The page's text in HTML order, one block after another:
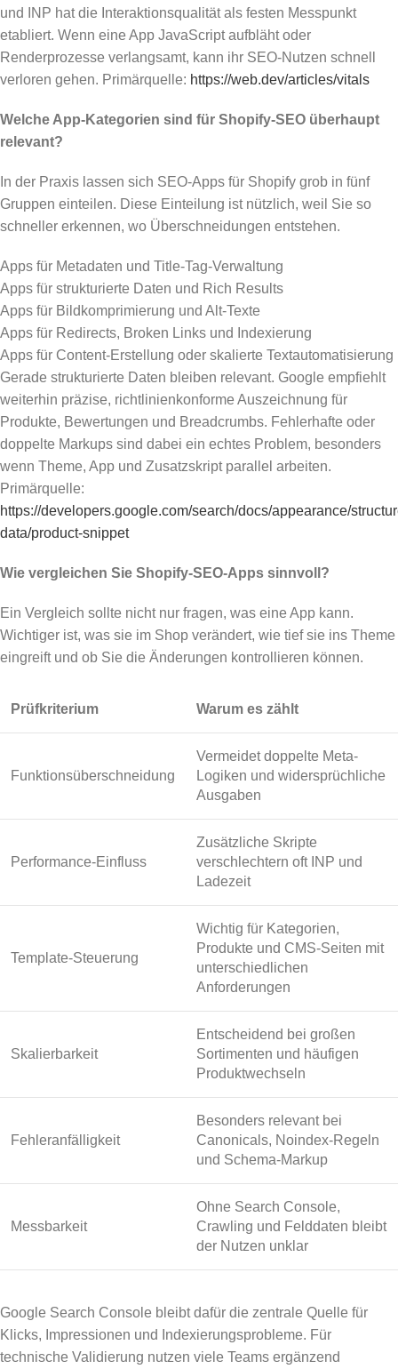
und INP hat die Interaktionsqualität als festen Messpunkt
etabliert. Wenn eine App JavaScript aufbläht oder
Renderprozesse verlangsamt, kann ihr SEO-Nutzen schnell
verloren gehen. Primärquelle: https://web.dev/articles/vitals
Welche App-Kategorien sind für Shopify-SEO überhaupt
relevant?
In der Praxis lassen sich SEO-Apps für Shopify grob in fünf
Gruppen einteilen. Diese Einteilung ist nützlich, weil Sie so
schneller erkennen, wo Überschneidungen entstehen.
Apps für Metadaten und Title-Tag-Verwaltung
Apps für strukturierte Daten und Rich Results
Apps für Bildkomprimierung und Alt-Texte
Apps für Redirects, Broken Links und Indexierung
Apps für Content-Erstellung oder skalierte Textautomatisierung
Gerade strukturierte Daten bleiben relevant. Google empfiehlt
weiterhin präzise, richtlinienkonforme Auszeichnung für
Produkte, Bewertungen und Breadcrumbs. Fehlerhafte oder
doppelte Markups sind dabei ein echtes Problem, besonders
wenn Theme, App und Zusatzskript parallel arbeiten.
Primärquelle:
https://developers.google.com/search/docs/appearance/
data/product-snippet
Wie vergleichen Sie Shopify-SEO-Apps sinnvoll?
Ein Vergleich sollte nicht nur fragen, was eine App kann.
Wichtiger ist, was sie im Shop verändert, wie tief sie ins Theme
eingreift und ob Sie die Änderungen kontrollieren können.
Prüfkriterium Warum es zählt
Funktionsüberschneidung
Vermeidet doppelte Meta-
Logiken und widersprüchliche
Ausgaben
Performance-Einfluss
Zusätzliche Skripte
verschlechtern oft INP und
Ladezeit
Template-Steuerung
Wichtig für Kategorien,
Produkte und CMS-Seiten mit
unterschiedlichen
Anforderungen
Skalierbarkeit
Entscheidend bei großen
Sortimenten und häufigen
Produktwechseln
Fehleranfälligkeit
Besonders relevant bei
Canonicals, Noindex-Regeln
und Schema-Markup
Messbarkeit
Ohne Search Console,
Crawling und Felddaten bleibt
der Nutzen unklar
Google Search Console bleibt dafür die zentrale Quelle für
Klicks, Impressionen und Indexierungsprobleme. Für
technische Validierung nutzen viele Teams ergänzend